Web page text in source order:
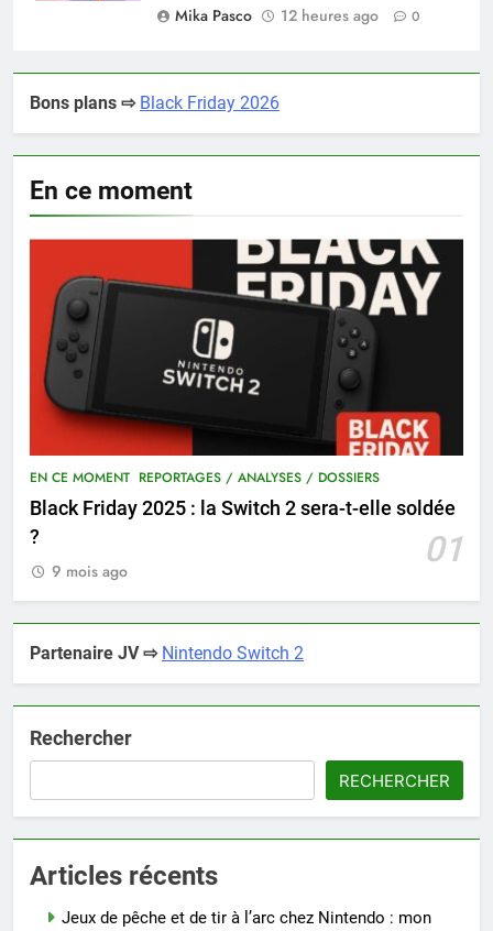
Mika Pasco
12 heures ago 0
Bons plans ⇨ Black Friday 2026
En ce moment
EN CE MOMENT REPORTAGES / ANALYSES / DOSSIERS
Black Friday 2025 : la Switch 2 sera-t-elle soldée
?
01
9 mois ago
Partenaire JV ⇨ Nintendo Switch 2
Rechercher
RECHERCHER
Articles récents
Jeux de pêche et de tir à l’arc chez Nintendo : mon